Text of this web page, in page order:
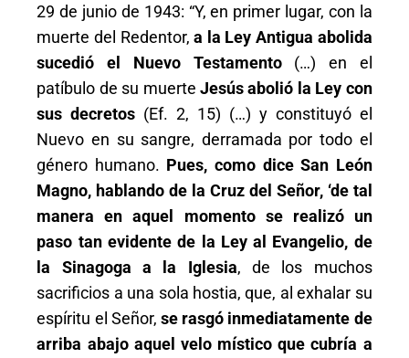
29 de junio de 1943: “Y, en primer lugar, con la
muerte del Redentor,a la Ley Antigua abolida
sucedió el Nuevo Testamento(…) en el
patíbulo de su muerte Jesús abolió la Ley con
sus decretos (Ef. 2, 15) (…) y constituyó el
Nuevo en su sangre, derramada por todo el
género humano. Pues, como dice San León
Magno, hablando de la Cruz del Señor, ‘de tal
manera en aquel momento se realizó un
paso tan evidente de la Ley al Evangelio, de
la Sinagoga a la Iglesia, de los muchos
sacrificios a una sola hostia, que, al exhalar su
espíritu el Señor, se rasgó inmediatamente de
arriba abajo aquel velo místico que cubría a